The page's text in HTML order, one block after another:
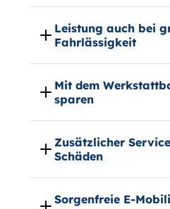
Leistung auch bei
Fahrlässigkeit
Mit dem
sparen
Zusätzlicher
Schäden
Sorgenfreie E-Mobilität